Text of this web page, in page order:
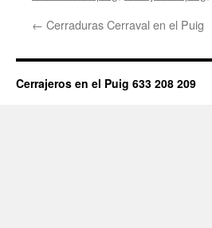
← Cerraduras Cerraval en el Puig
Cerrajeros en el Puig 633 208 209